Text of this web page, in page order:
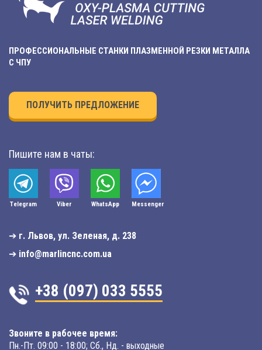
ПРОФЕССИОНАЛЬНЫЕ СТАНКИ ПЛАЗМЕННОЙ РЕЗКИ МЕТАЛЛА
С ЧПУ
ПОЛУЧИТЬ ПРЕДЛОЖЕНИЕ
Пишите нам в чаты:
Telegram Viber WhatsApp Мessenger
➔ г. Львов, ул. Зеленая, д. 238
➔ info@marlincnc.com.ua
+38 (097) 033 5555
Звоните в рабочее время:
Пн.-Пт. 09:00 - 18:00; Сб., Нд. - выходные